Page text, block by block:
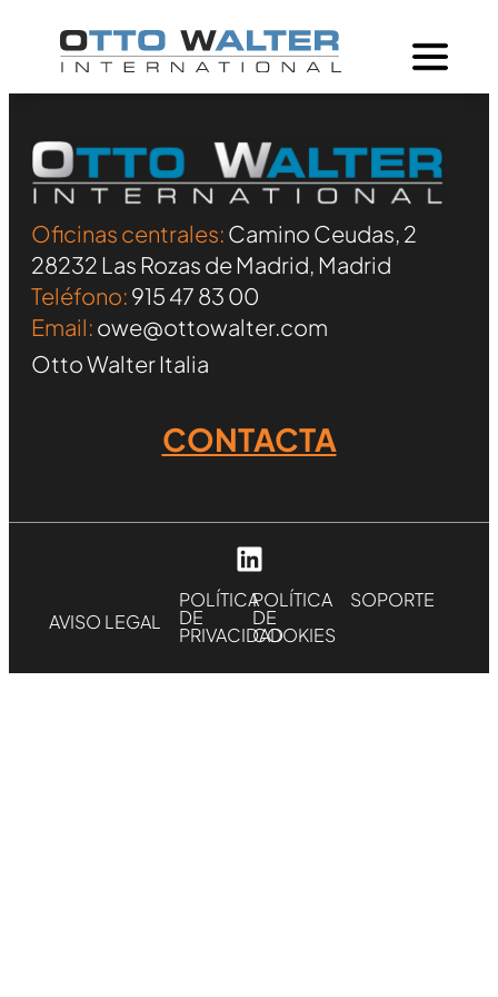
Oficinas centrales: Camino Ceudas, 2
28232 Las Rozas de Madrid, Madrid
Teléfono: 915 47 83 00
Email: owe@ottowalter.com
Otto Walter Italia
CONTACTA
AVISO LEGAL
POLÍTICA
DE
PRIVACIDAD
POLÍTICA
DE
COOKIES
SOPORTE